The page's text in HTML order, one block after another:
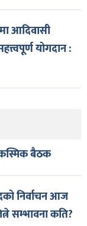
आदिवासी
योगदान :
बैठक
निर्वाचन आज
सम्भावना कति?